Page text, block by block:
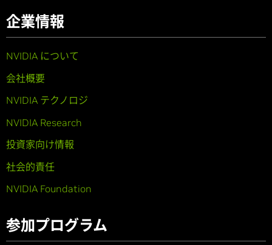
企業情報
NVIDIA について
会社概要
NVIDIA テクノロジ
NVIDIA Research
投資家向け情報
社会的責任
NVIDIA Foundation
参加プログラム